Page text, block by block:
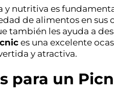
nutritiva es
de alimentos en sus
también les ayuda a
es una excelente
y atractiva.
para un